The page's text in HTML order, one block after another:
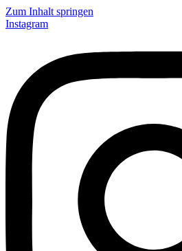
Zum Inhalt springen
Instagram